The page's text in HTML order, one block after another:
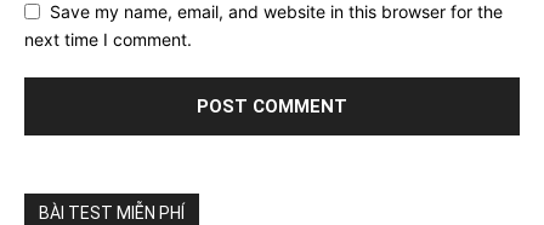
Save my name, email, and website in this browser for the
next time I comment.
BÀI TEST MIỄN PHÍ